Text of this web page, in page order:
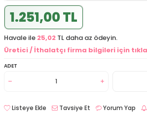
1.251,00 TL
Havale ile 25,02 TL daha az ödeyin.
Üretici / İthalatçı firma bilgileri için
ADET
Listeye Ekle Tavsiye Et Yorum Yap